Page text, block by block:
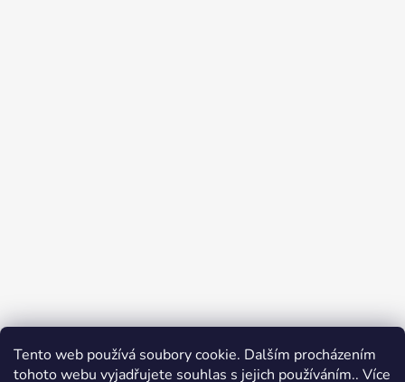
Tento web používá soubory cookie. Dalším procházením
tohoto webu vyjadřujete souhlas s jejich používáním.. Více